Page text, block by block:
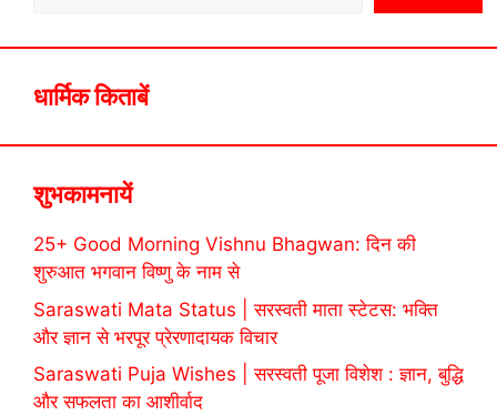
धार्मिक किताबें
शुभकामनायें
25+ Good Morning Vishnu Bhagwan: दिन की
शुरुआत भगवान विष्णु के नाम से
Saraswati Mata Status | सरस्वती माता स्टेटस: भक्ति
और ज्ञान से भरपूर प्रेरणादायक विचार
Saraswati Puja Wishes | सरस्वती पूजा विशेश : ज्ञान, बुद्धि
और सफलता का आशीर्वाद